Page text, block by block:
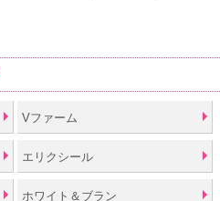
Vファーム
エリクシール
ホワイト＆ブラン